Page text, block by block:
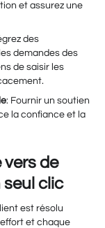
et assurez une
des
demandes des
de saisir les
: Fournir un soutien
la confiance et la
vers de
clic
est résolu
et chaque